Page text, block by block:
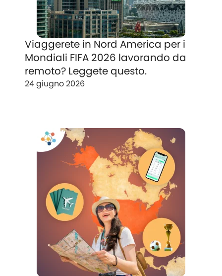
Viaggerete in Nord America per i
Mondiali FIFA 2026 lavorando da
remoto? Leggete questo.
24 giugno 2026